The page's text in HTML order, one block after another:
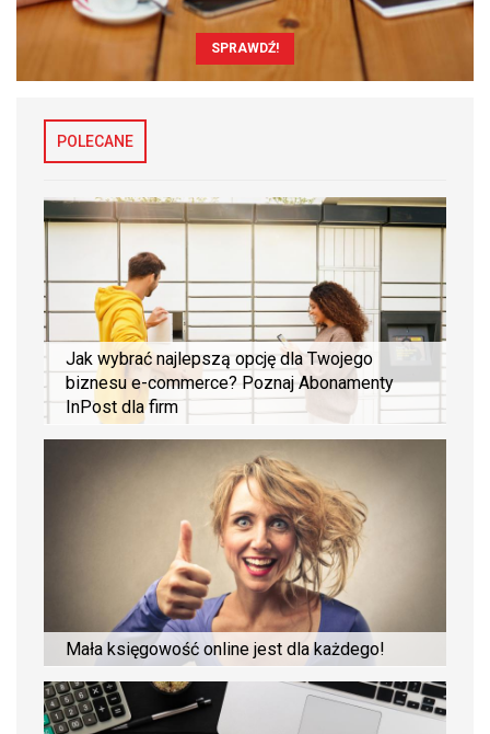
SPRAWDŹ!
POLECANE
Jak wybrać najlepszą opcję dla Twojego
biznesu e-commerce? Poznaj Abonamenty
InPost dla firm
Mała księgowość online jest dla każdego!